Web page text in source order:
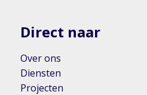
Direct naar
Over ons
Diensten
Projecten